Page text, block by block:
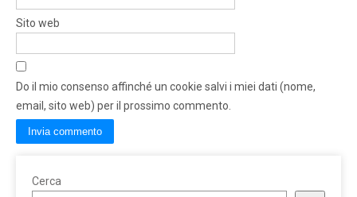
Sito web
Do il mio consenso affinché un cookie salvi i miei dati (nome,
email, sito web) per il prossimo commento.
Cerca